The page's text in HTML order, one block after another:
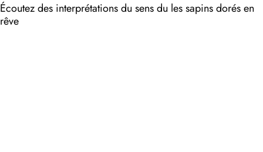
Écoutez des interprétations du sens du les sapins dorés en
rêve